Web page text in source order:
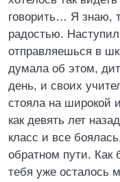
говорить… Я знаю,
радостью.
отправляешься в
думала об этом,
день, и своих
стояла на широкой
как девять лет
класс и все
обратном пути. Как
тебя уже осталось